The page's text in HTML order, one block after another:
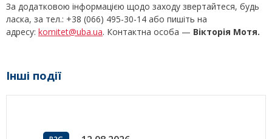
За додатковою інформацією щодо заходу звертайтеся, будь
ласка, за тел.: +38 (066) 495-30-14 або пишіть на
адресу: komitet@uba.ua. Контактна особа — Вікторія Мотя.
Інші події